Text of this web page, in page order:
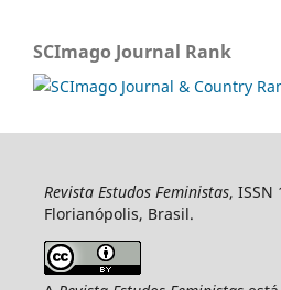
SCImago Journal Rank
Revista Estudos Feministas, ISSN
Florianópolis, Brasil.